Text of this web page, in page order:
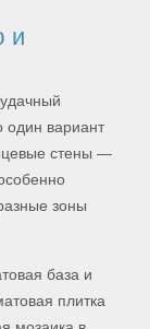
и
один вариант
стены —
зоны
база и
плитка